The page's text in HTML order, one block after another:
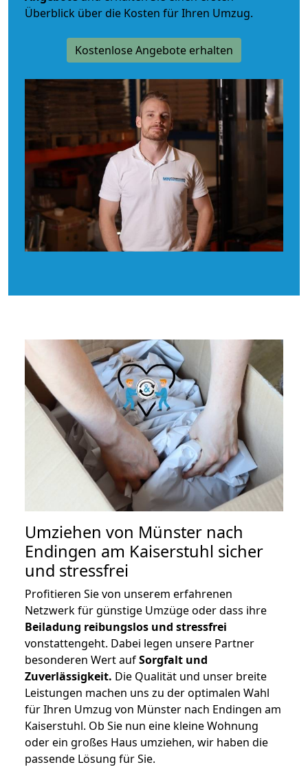
Überblick über die Kosten für Ihren Umzug.
Kostenlose Angebote erhalten
Umziehen von Münster nach
Endingen am Kaiserstuhl sicher
und stressfrei
Profitieren Sie von unserem erfahrenen
Netzwerk für günstige Umzüge oder dass ihre
Beiladung reibungslos und stressfrei
vonstattengeht. Dabei legen unsere Partner
besonderen Wert aufSorgfalt und
Zuverlässigkeit. Die Qualität und unser breite
Leistungen machen uns zu der optimalen Wahl
für Ihren Umzug von Münster nach Endingen am
Kaiserstuhl. Ob Sie nun eine kleine Wohnung
oder ein großes Haus umziehen, wir haben die
passende Lösung für Sie.